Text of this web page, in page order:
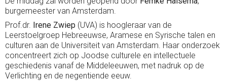
burgemeester van Amsterdam.
Prof.dr. Irene Zwiep (UVA) is hoogleraar van de
Leerstoelgroep Hebreeuwse, Aramese en Syrische talen en
culturen aan de Universiteit van Amsterdam. Haar onderzoek
concentreert zich op Joodse culturele en intellectuele
geschiedenis vanaf de Middeleeuwen, met nadruk op de
Verlichting en de negentiende eeuw.